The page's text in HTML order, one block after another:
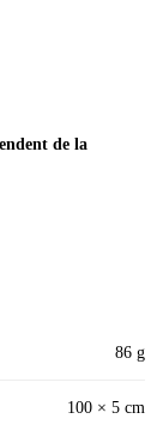
de la
86 g
100 × 5 cm